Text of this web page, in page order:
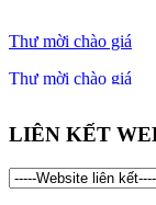
Thư mời chào giá
Thư mời chào giá
Thư mời chào giá
...
LIÊN KẾT